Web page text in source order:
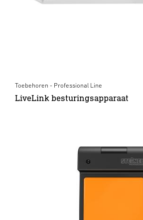
Toebehoren - Professional Line
LiveLink besturingsapparaat